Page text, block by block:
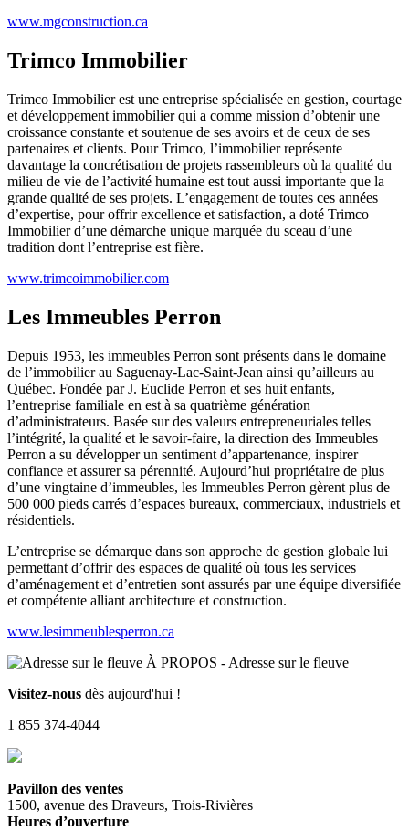
www.mgconstruction.ca
Trimco Immobilier
Trimco Immobilier est une entreprise spécialisée en gestion, courtage
et développement immobilier qui a comme mission d’obtenir une
croissance constante et soutenue de ses avoirs et de ceux de ses
partenaires et clients. Pour Trimco, l’immobilier représente
davantage la concrétisation de projets rassembleurs où la qualité du
milieu de vie de l’activité humaine est tout aussi importante que la
grande qualité de ses projets. L’engagement de toutes ces années
d’expertise, pour offrir excellence et satisfaction, a doté Trimco
Immobilier d’une démarche unique marquée du sceau d’une
tradition dont l’entreprise est fière.
www.trimcoimmobilier.com
Les Immeubles Perron
Depuis 1953, les immeubles Perron sont présents dans le domaine
de l’immobilier au Saguenay-Lac-Saint-Jean ainsi qu’ailleurs au
Québec. Fondée par J. Euclide Perron et ses huit enfants,
l’entreprise familiale en est à sa quatrième génération
d’administrateurs. Basée sur des valeurs entrepreneuriales telles
l’intégrité, la qualité et le savoir-faire, la direction des Immeubles
Perron a su développer un sentiment d’appartenance, inspirer
confiance et assurer sa pérennité. Aujourd’hui propriétaire de plus
d’une vingtaine d’immeubles, les Immeubles Perron gèrent plus de
500 000 pieds carrés d’espaces bureaux, commerciaux, industriels et
résidentiels.
L’entreprise se démarque dans son approche de gestion globale lui
permettant d’offrir des espaces de qualité où tous les services
d’aménagement et d’entretien sont assurés par une équipe diversifiée
et compétente alliant architecture et construction.
www.lesimmeublesperron.ca
Visitez-nous dès aujourd'hui !
1 855 374-4044
Pavillon des ventes
1500, avenue des Draveurs, Trois-Rivières
Heures d’ouverture